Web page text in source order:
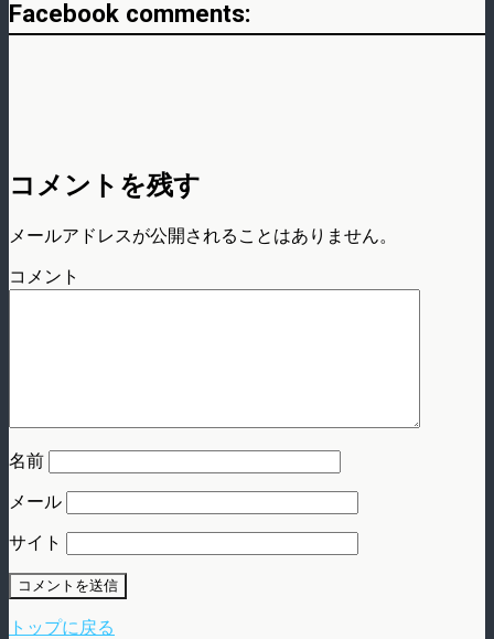
Facebook comments:
コメントを残す
メールアドレスが公開されることはありません。
コメント
名前
メール
サイト
トップに戻る